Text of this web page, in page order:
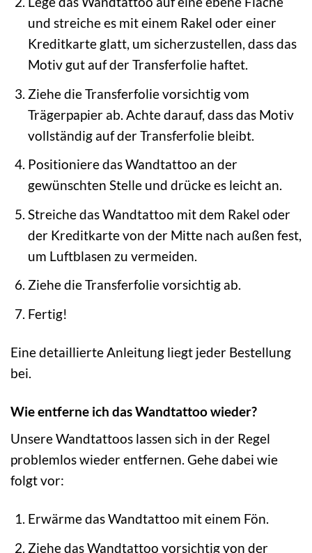
und streiche es mit einem Rakel oder einer
Kreditkarte glatt, um sicherzustellen, dass das
Motiv gut auf der Transferfolie haftet.
Ziehe die Transferfolie vorsichtig vom
Trägerpapier ab. Achte darauf, dass das Motiv
vollständig auf der Transferfolie bleibt.
Positioniere das Wandtattoo an der
gewünschten Stelle und drücke es leicht an.
Streiche das Wandtattoo mit dem Rakel oder
der Kreditkarte von der Mitte nach außen fest,
um Luftblasen zu vermeiden.
Ziehe die Transferfolie vorsichtig ab.
Fertig!
Eine detaillierte Anleitung liegt jeder Bestellung
bei.
Wie entferne ich das Wandtattoo wieder?
Unsere Wandtattoos lassen sich in der Regel
problemlos wieder entfernen. Gehe dabei wie
folgt vor:
Erwärme das Wandtattoo mit einem Fön.
Ziehe das Wandtattoo vorsichtig von der